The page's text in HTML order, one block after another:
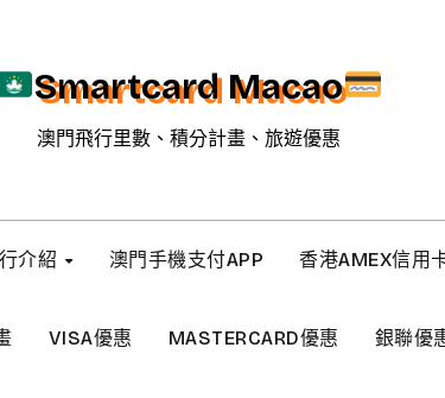
Smartcard Macao
澳門飛行里數、積分計畫、旅遊優惠
介紹 澳門手機支付APP 香港AMEX信用
VISA優惠 MASTERCARD優惠 銀聯優